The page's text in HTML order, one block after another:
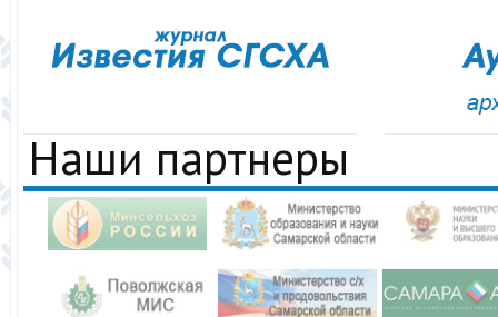
Наши партнеры